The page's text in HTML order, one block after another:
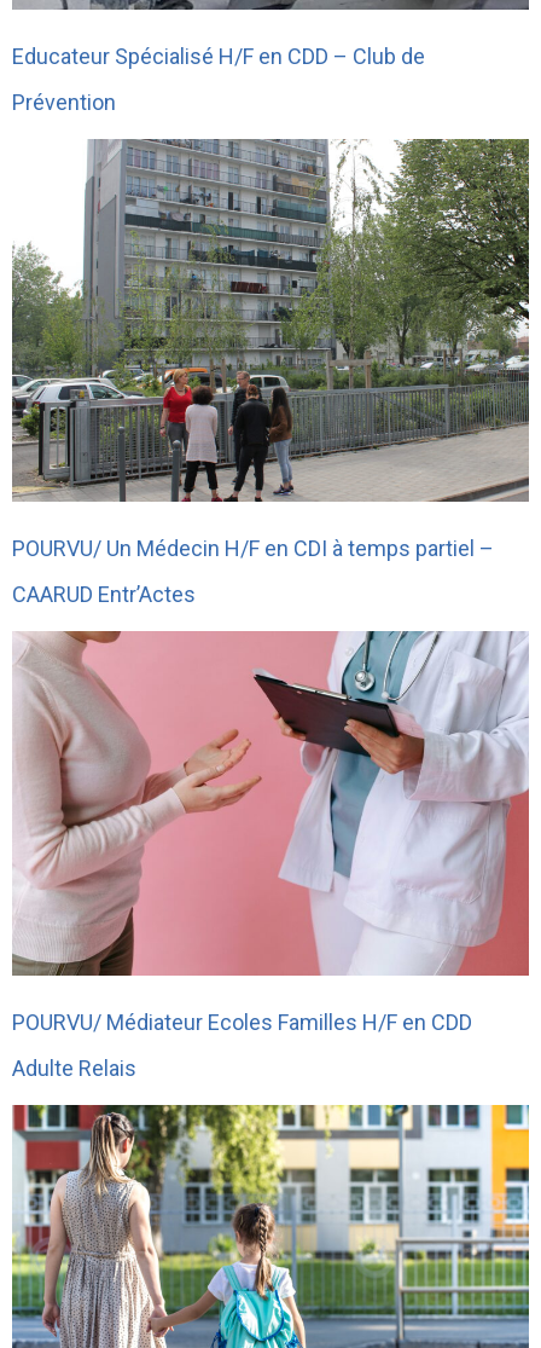
Educateur Spécialisé H/F en CDD – Club de
Prévention
POURVU/ Un Médecin H/F en CDI à temps partiel –
CAARUD Entr’Actes
POURVU/ Médiateur Ecoles Familles H/F en CDD
Adulte Relais